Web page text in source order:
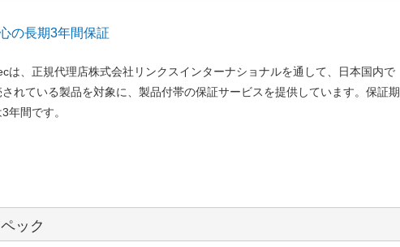
の長期3年間保証
は、正規代理店株式会社リンクスインターナショナルを通して、日本国内で
されている製品を対象に、製品付帯の保証サービスを提供しています。保証期
年間です。
ック